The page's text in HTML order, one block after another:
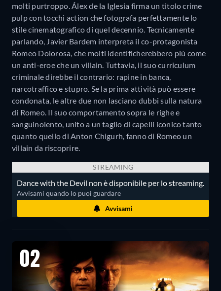
molti purtroppo. Álex de la Iglesia firma un titolo crime
pulp con tocchi action che fotografa perfettamente lo
stile cinematografico di quel decennio. Tecnicamente
parlando, Javier Bardem interpreta il co-protagonista
Romeo Dolorosa, che molti identificherebbero più come
un anti-eroe che un villain. Tuttavia, il suo curriculum
criminale direbbe il contrario: rapine in banca,
narcotraffico e stupro. Se la prima attività può essere
condonata, le altre due non lasciano dubbi sulla natura
di Romeo. Il suo comportamento sopra le righe e
sanguinolento, unito a un taglio di capelli iconico tanto
quanto quello di Anton Chigurh, fanno di Romeo un
villain da riscoprire.
STREAMING
Dance with the Devil non è disponibile per lo streaming.
Avvisami quando lo puoi guardare
Avvisami
02